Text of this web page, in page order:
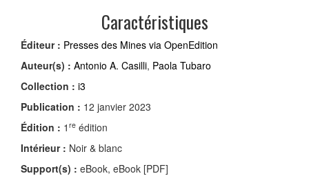
Caractéristiques
Éditeur : Presses des Mines via OpenEdition
Auteur(s) : Antonio A. Casilli, Paola Tubaro
Collection : i3
Publication : 12 janvier 2023
Édition : 1 re édition
Intérieur : Noir & blanc
Support(s) : eBook, eBook [PDF]